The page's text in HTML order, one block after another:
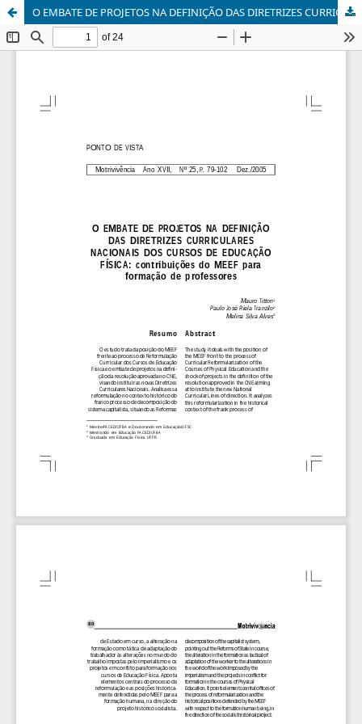
O EMBATE DE PROJETOS NA DEFINIÇÃO DAS DIRETRIZES CURRICULARES NACIONAIS DOS CURSOS DE EDUCAÇÃO FÍSICA: contribuições do MEEF para formação de professores